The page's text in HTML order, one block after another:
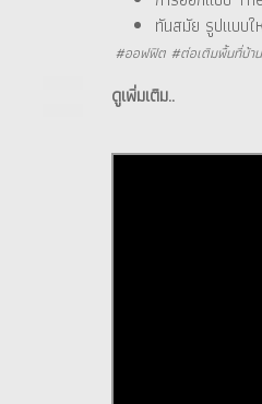
ทันสมัย รูปแบบ
#ออฟฟิต #ต่อเติมพื้นที่บ้า
ดูเพิ่มเติม..